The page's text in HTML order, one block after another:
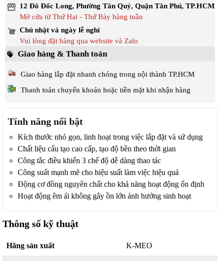
12 Đô Đốc Long, Phường Tân Quý, Quận Tân Phú, TP.HCM
Mở cửa từ Thứ Hai - Thứ Bảy hàng tuần
Chủ nhật và ngày lễ nghỉ
Vui lòng đặt hàng qua website và Zalo
Giao hàng & Thanh toán
Giao hàng lắp đặt nhanh chóng trong nội thành TP.HCM
Thanh toán chuyển khoản hoặc tiền mặt khi nhận hàng
Tính năng nổi bật
Kích thước nhỏ gọn, linh hoạt trong việc lắp đặt và sử dụng
Chất liệu cấu tạo cao cấp, tạo độ bền theo thời gian
Công tắc điều khiển 3 chế độ dễ dàng thao tác
Công suất mạnh mẽ cho hiệu suất làm việc hiệu quả
Động cơ đồng nguyên chất cho khả năng hoạt động ổn định
Hoạt động êm ái không gây ồn lớn ảnh hưởng sinh hoạt
Thông số kỹ thuật
Hãng sản xuất K-MEO